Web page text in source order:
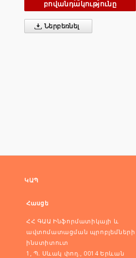
բովանդակությունը
Ներբեռնել
ԿԱՊ
Հասցե
ՀՀ ԳԱԱ Ինֆորմատիկայի և
ավտոմատացման պրոբլեմների
ինստիտուտ
1, Պ. Սևակ փող., 0014 Երևան